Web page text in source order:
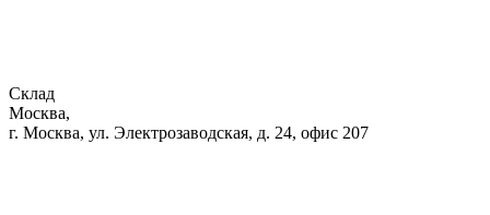
Склад
Москва,
г. Москва, ул. Электрозаводская, д. 24, офис 207